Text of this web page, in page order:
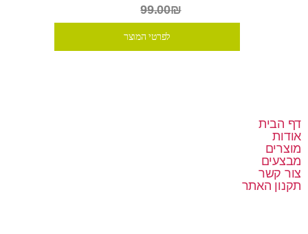
₪4999.00₪
לפרטי המוצר
דף הבית
אודות
מוצרים
מבצעים
צור קשר
תקנון האתר